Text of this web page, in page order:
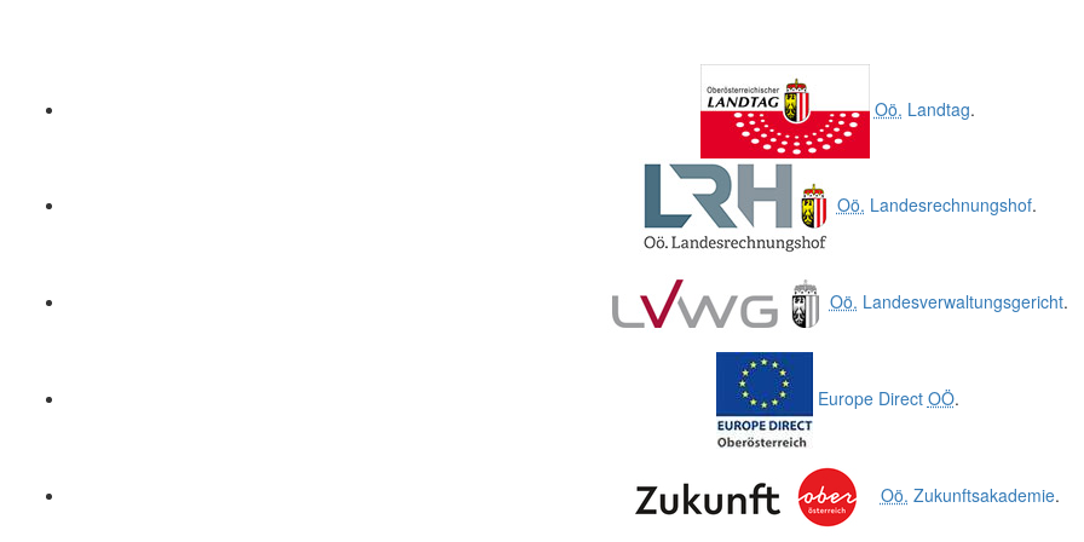
Oö. Landtag.
Oö. Landesrechnungshof.
Oö. Landesverwaltungsgericht.
Europe Direct OÖ.
Oö. Zukunftsakademie.